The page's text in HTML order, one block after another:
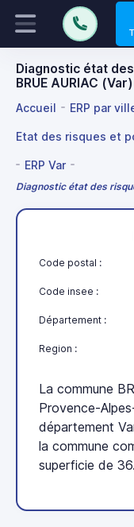
Diagnostic état
BRUE AURIAC
Accueil ERP par
Etat des risques et
ERP Var
Diagnostic état des
Code postal :
Code insee :
Département :
Region :
La commune
Provence-
département
la commune
superficie de